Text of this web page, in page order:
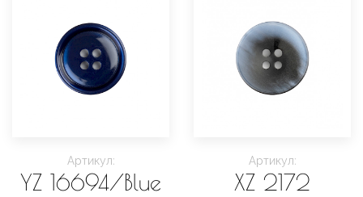
Артикул:
YZ 16694/Blue
Артикул:
XZ 2172